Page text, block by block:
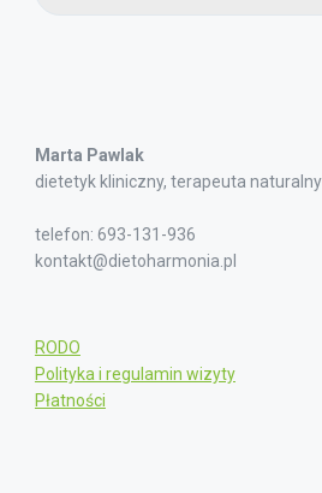
Marta Pawlak
dietetyk kliniczny, terapeuta naturalny
telefon: 693-131-936
kontakt@dietoharmonia.pl
RODO
Polityka i regulamin wizyty
Płatności